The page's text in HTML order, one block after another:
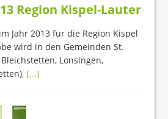
Region Kispel-Lauter
Jahr 2013 für die Region Kispel
wird in den Gemeinden St.
Lonsingen,
[...]